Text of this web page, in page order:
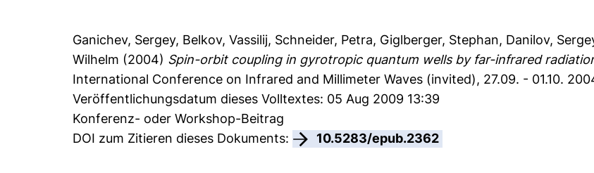
Ganichev, Sergey, Belkov, Vassilij, Schneider, Petra, Giglberger, Stephan, Danilov,
Wilhelm (2004) Spin-orbit coupling in gyrotropic quantum wells by far-infrared
International Conference on Infrared and Millimeter Waves (invited), 27.09. - 01.10.
Veröffentlichungsdatum dieses Volltextes: 05 Aug 2009 13:39
Konferenz- oder Workshop-Beitrag
DOI zum Zitieren dieses Dokuments:
10.5283/epub.2362